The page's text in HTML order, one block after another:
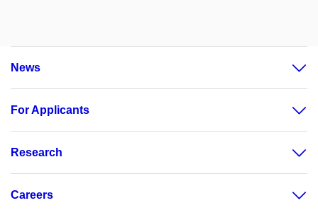
News
For Applicants
Research
Careers